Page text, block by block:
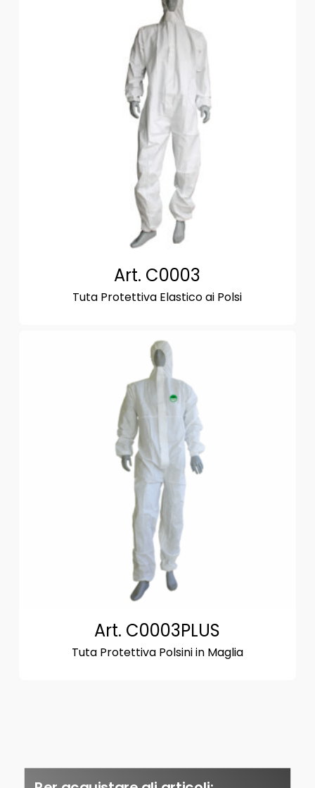
Art. C0003
Tuta Protettiva Elastico ai Polsi
Art. C0003PLUS
Tuta Protettiva Polsini in Maglia